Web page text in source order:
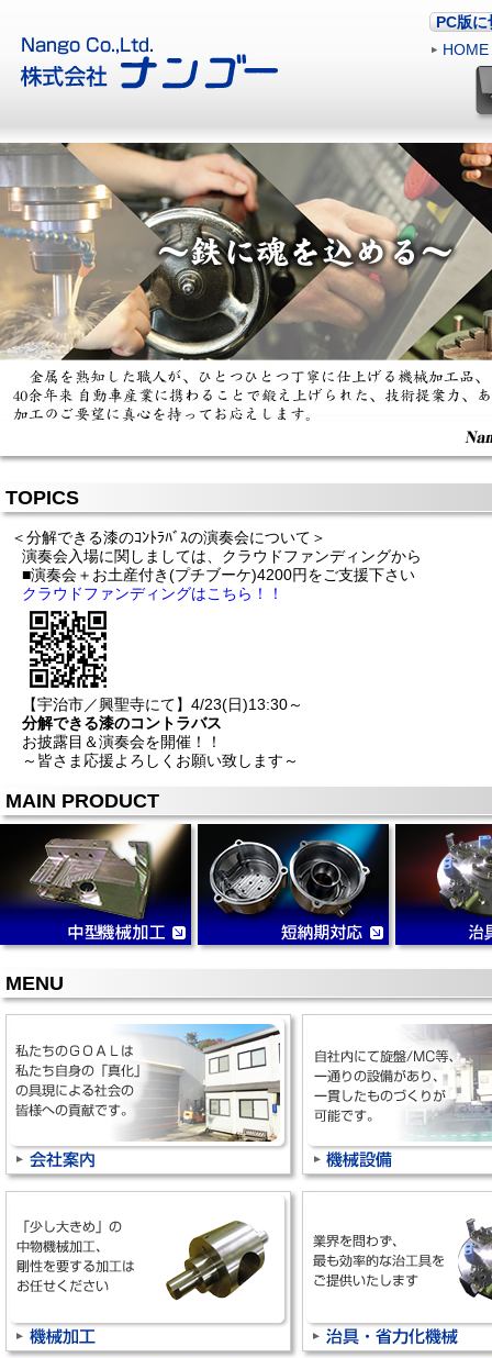
PC版に
HOME
TOPICS
＜分解できる漆のｺﾝﾄﾗﾊﾞｽの演奏会について＞
演奏会入場に関しましては、クラウドファンディングから
■演奏会＋お土産付き(プチブーケ)4200円をご支援下さい
クラウドファンディングはこちら！！
【宇治市／興聖寺にて】4/23(日)13:30～
分解できる漆のコントラバス
お披露目＆演奏会を開催！！
～皆さま応援よろしくお願い致します～
MAIN PRODUCT
MENU